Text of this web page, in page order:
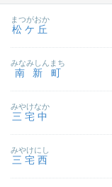
松ケ丘
まつがおか
南新町
みなみしんまち
三宅中
みやけなか
三宅西
みやけにし